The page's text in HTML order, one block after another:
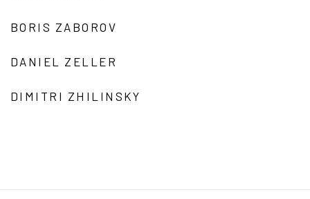
BORIS ZABOROV
DANIEL ZELLER
DIMITRI ZHILINSKY